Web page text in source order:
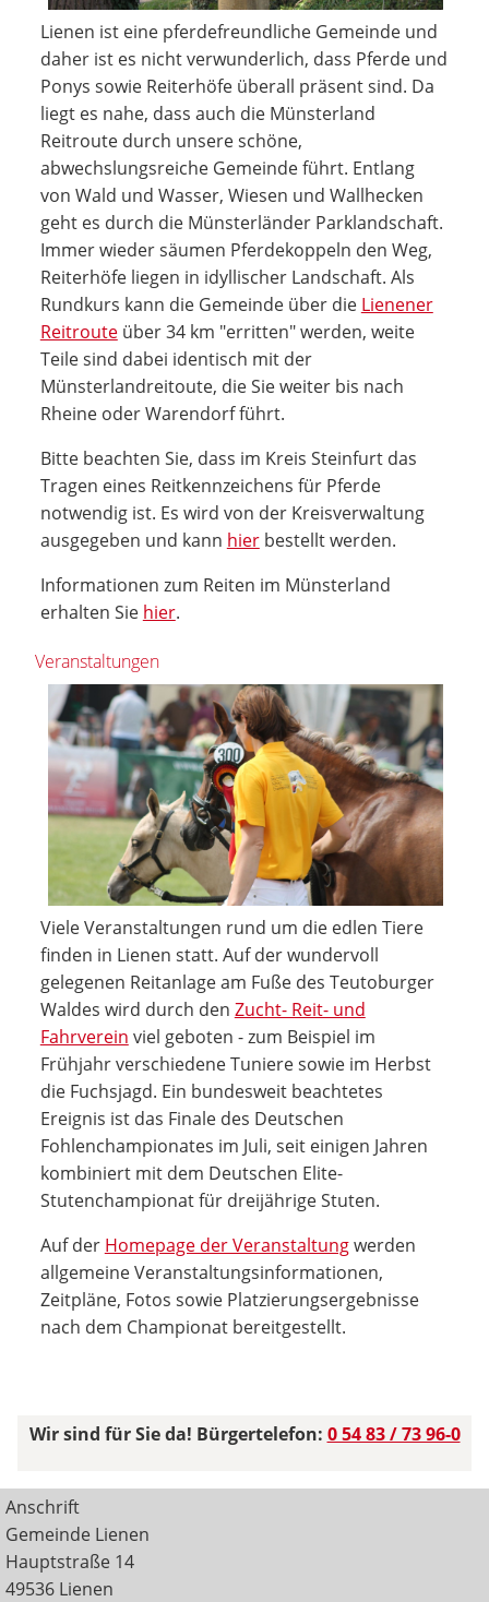
Lienen ist eine pferdefreundliche Gemeinde und
daher ist es nicht verwunderlich, dass Pferde und
Ponys sowie Reiterhöfe überall präsent sind. Da
liegt es nahe, dass auch die Münsterland
Reitroute durch unsere schöne,
abwechslungsreiche Gemeinde führt. Entlang
von Wald und Wasser, Wiesen und Wallhecken
geht es durch die Münsterländer Parklandschaft.
Immer wieder säumen Pferdekoppeln den Weg,
Reiterhöfe liegen in idyllischer Landschaft. Als
Rundkurs kann die Gemeinde über die Lienener
Reitrouteüber 34 km "erritten" werden, weite
Teile sind dabei identisch mit der
Münsterlandreitoute, die Sie weiter bis nach
Rheine oder Warendorf führt.
Bitte beachten Sie, dass im Kreis Steinfurt das
Tragen eines Reitkennzeichens für Pferde
notwendig ist. Es wird von der Kreisverwaltung
ausgegeben und kann hierbestellt werden.
Informationen zum Reiten im Münsterland
erhalten Sie hier.
Veranstaltungen
Viele Veranstaltungen rund um die edlen Tiere
finden in Lienen statt. Auf der wundervoll
gelegenen Reitanlage am Fuße des Teutoburger
Waldes wird durch den Zucht- Reit- und
Fahrverein viel geboten - zum Beispiel im
Frühjahr verschiedene Tuniere sowie im Herbst
die Fuchsjagd. Ein bundesweit beachtetes
Ereignis ist das Finale des Deutschen
Fohlenchampionates im Juli, seit einigen Jahren
kombiniert mit dem Deutschen Elite-
Stutenchampionat für dreijährige Stuten.
Auf der Homepage der Veranstaltungwerden
allgemeine Veranstaltungsinformationen,
Zeitpläne, Fotos sowie Platzierungsergebnisse
nach dem Championat bereitgestellt.
Wir sind für Sie da! Bürgertelefon: 0 54 83 / 73 96-0
Anschrift
Gemeinde Lienen
Hauptstraße 14
49536 Lienen